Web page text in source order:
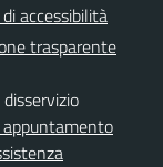
accessibilità
trasparente